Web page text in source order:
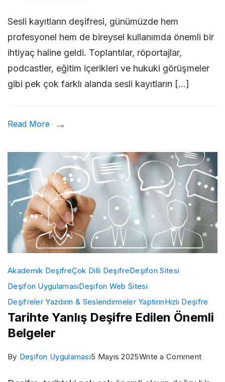
Sesli kayıtların deşifresi, günümüzde hem
profesyonel hem de bireysel kullanımda önemli bir
ihtiyaç haline geldi. Toplantılar, röportajlar,
podcastler, eğitim içerikleri ve hukuki görüşmeler
gibi pek çok farklı alanda sesli kayıtların […]
Read More
Akademik DeşifreÇok Dilli DeşifreDeşifon Sitesi
Deşifon UygulamasıDeşifon Web Sitesi
Deşifreler Yazdırın & Seslendirmeler YaptırınHızlı Deşifre
Tarihte Yanlış Deşifre Edilen Önemli
Belgeler
By Deşifon Uygulaması5 Mayıs 2025Write a Commenton